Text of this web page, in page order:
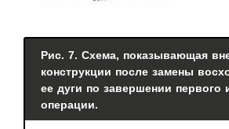
Рис. 7. Схема, показывающая
конструкции после замены
ее дуги по завершении первого
операции.